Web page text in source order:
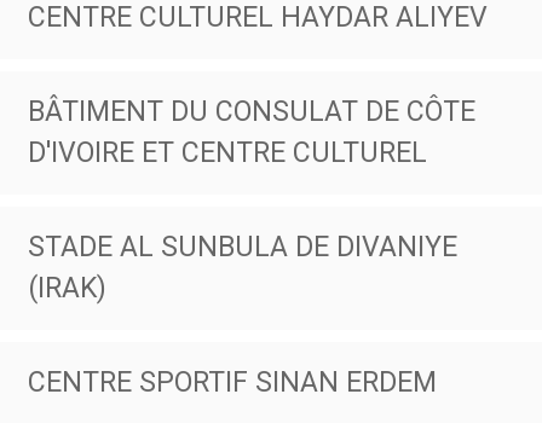
CENTRE CULTUREL HAYDAR ALIYEV
BÂTIMENT DU CONSULAT DE CÔTE
D'IVOIRE ET CENTRE CULTUREL
STADE AL SUNBULA DE DIVANIYE
(IRAK)
CENTRE SPORTIF SINAN ERDEM